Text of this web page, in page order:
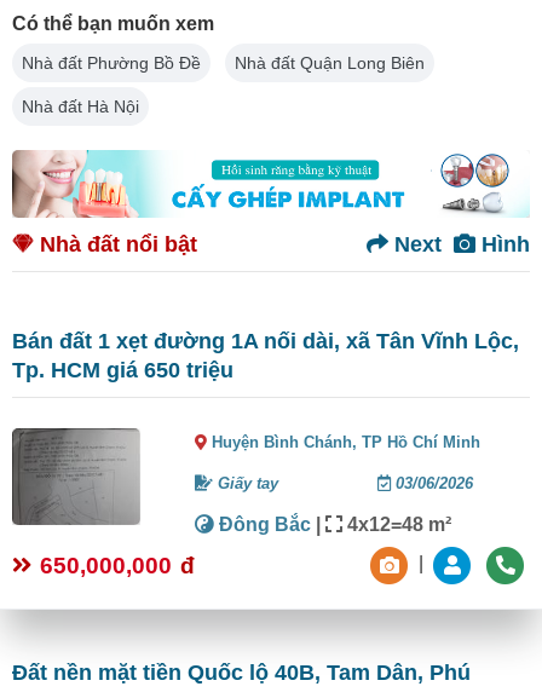
Có thể bạn muốn xem
Nhà đất Phường Bồ Đề Nhà đất Quận Long Biên
Nhà đất Hà Nội
Nhà đất nổi bật Hình
Next
Bán đất 1 xẹt đường 1A nối dài, xã Tân Vĩnh Lộc,
Tp. HCM giá 650 triệu
Huyện Bình Chánh,TP Hồ Chí Minh
Giấy tay 03/06/2026
Đông Bắc | 4x12=48 m²
650,000,000 đ
Đất nền mặt tiền Quốc lộ 40B, Tam Dân, Phú